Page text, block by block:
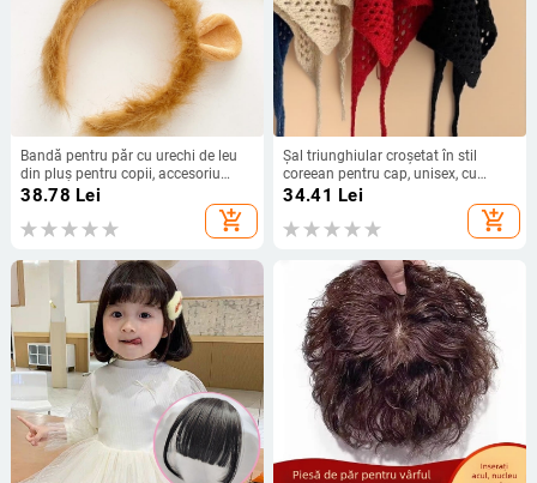
Bandă pentru păr cu urechi de leu
din pluș pentru copii, accesoriu
drăguț pentru cosplay
38.78 Lei
add_shopping_cart
Șal triunghiular croșetat în stil
coreean pentru cap, unisex, cu
plasă goală, accesorii pentru
bentiță de păr, primăvara 2025
34.41 Lei
add_shopping_cart